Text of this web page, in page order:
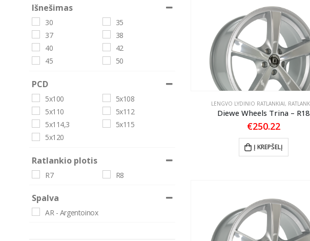
LENGVO LYDINIO RATLANKIAI,
Diewe Wheels Trina – R18
€250.22
Į KREPŠELĮ
Išnešimas
30
35
37
38
40
42
45
50
PCD
5x100
5x108
5x110
5x112
5x114,3
5x115
5x120
Ratlankio plotis
R7 R8
Spalva
AR - Argentoinox